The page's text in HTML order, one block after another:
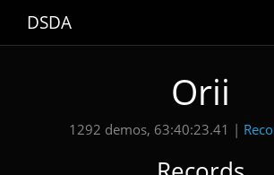
DSDA
Orii
1292 demos, 63:40:23.41 |